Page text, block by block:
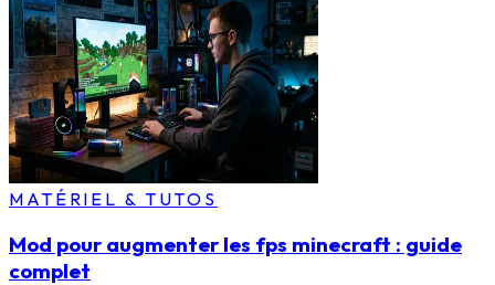
MATÉRIEL & TUTOS
Mod pour augmenter les fps minecraft : guide
complet